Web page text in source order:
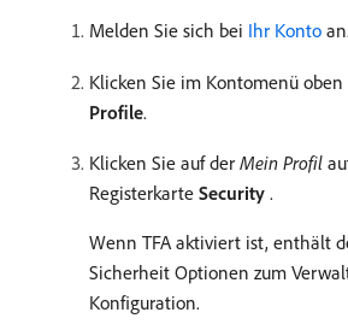
Melden Sie sich bei Ihr Konto an.
Klicken Sie im Kontomenü
Profile.
Klicken Sie auf der Mein Profil
Registerkarte Security .
Wenn TFA aktiviert ist, enthält
Sicherheit Optionen zum
Konfiguration.